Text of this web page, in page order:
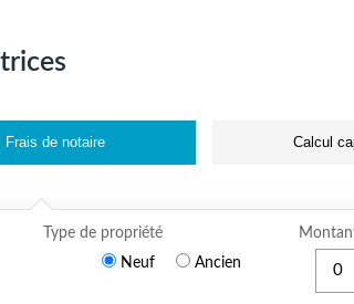
Frais de notaire Calcul